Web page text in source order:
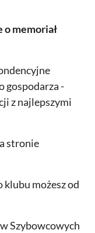
o memoriał
gospodarza -
z najlepszymi
stronie
możesz od
Szybowcowych